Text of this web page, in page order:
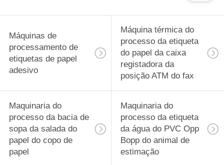
Máquinas de
processamento de
etiquetas de papel
adesivo
Máquina térmica do
processo da etiqueta
do papel da caixa
registadora da
posição ATM do fax
Maquinaria do
processo da bacia de
sopa da salada do
papel do copo de
papel
Maquinaria do
processo da etiqueta
da água do PVC Opp
Bopp do animal de
estimação